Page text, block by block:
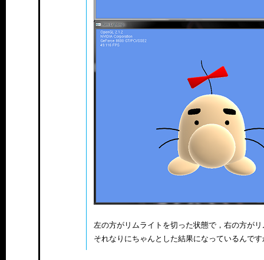
左の方がリムライトを切った状態で，右の方が
それなりにちゃんとした結果になっているんで